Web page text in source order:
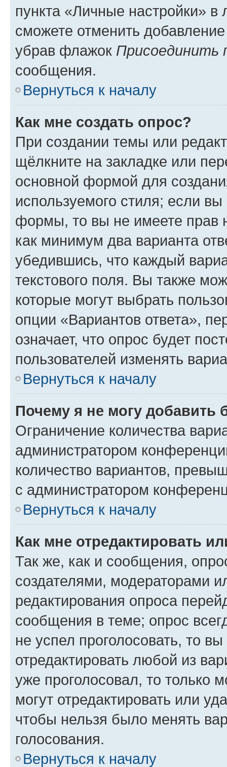
пункта «Личные настройки»
сможете отменить
убрав флажок Присоединить
сообщения.
Вернуться к началу
Как мне создать опрос?
При создании темы или
щёлкните на закладке или
основной формой для
используемого стиля; если
формы, то вы не имеете прав
как минимум два варианта
убедившись, что каждый
текстового поля. Вы также
которые могут выбрать
опции «Вариантов ответа»,
означает, что опрос будет
пользователей изменять
Вернуться к началу
Почему я не могу добавить
Ограничение количества
администратором
количество вариантов,
с администратором
Вернуться к началу
Как мне отредактировать
Так же, как и сообщения,
создателями, модераторами
редактирования опроса
сообщения в теме; опрос
не успел проголосовать, то
отредактировать любой из
уже проголосовал, то только
могут отредактировать или
чтобы нельзя было менять
голосования.
Вернуться к началу